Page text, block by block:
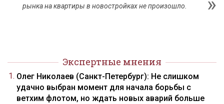
рынка на квартиры в новостройках не произошло.
Экспертные мнения
Олег Николаев (Санкт-Петербург): Не слишком
удачно выбран момент для начала борьбы с
ветхим флотом, но ждать новых аварий больше